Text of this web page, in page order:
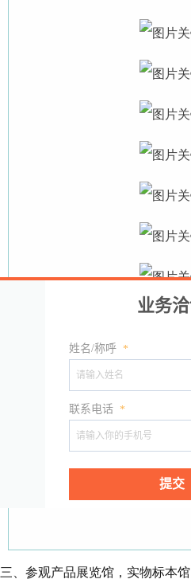
三、参观产品展览馆，实物标本馆